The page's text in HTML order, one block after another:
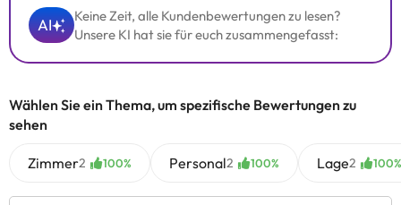
AI
Keine Zeit, alle Kundenbewertungen zu lesen?
Unsere KI hat sie für euch zusammengefasst:
Wählen Sie ein Thema, um spezifische Bewertungen zu
sehen
Zimmer2 100% Personal2 100% Lage2 100%